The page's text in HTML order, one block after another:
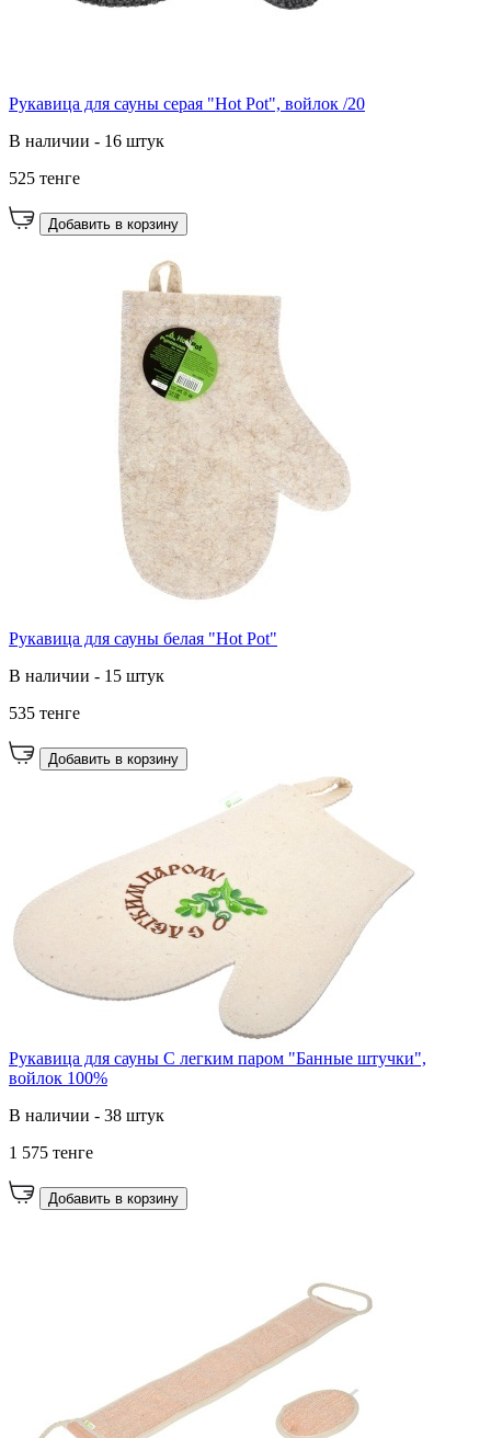
Рукавица для сауны серая "Hot Pot", войлок /20
В наличии - 16 штук
525 тенге
Добавить в корзину
Рукавица для сауны белая "Hot Pot"
В наличии - 15 штук
535 тенге
Добавить в корзину
Рукавица для сауны С легким паром "Банные штучки",
войлок 100%
В наличии - 38 штук
1 575 тенге
Добавить в корзину